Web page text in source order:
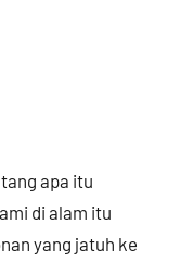
apa itu
di alam itu
yang jatuh ke